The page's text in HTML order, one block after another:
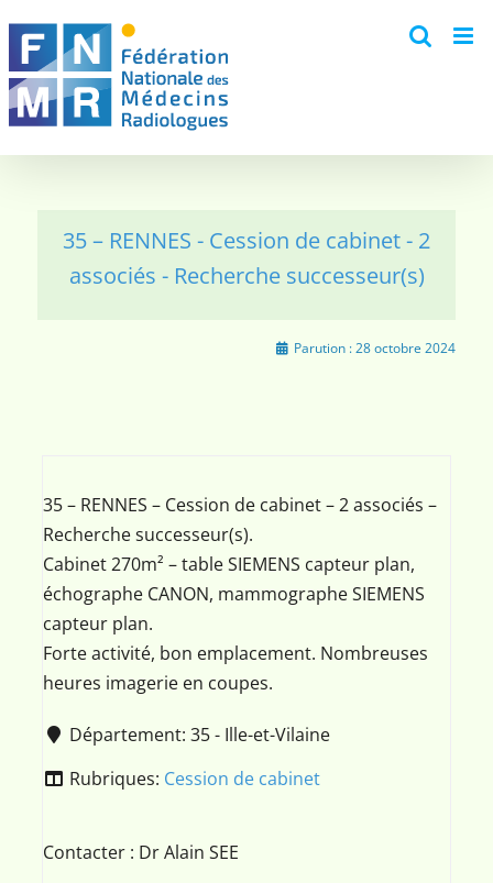
content
35 – RENNES - Cession de cabinet - 2
associés - Recherche successeur(s)
Parution :28 octobre 2024
35 – RENNES – Cession de cabinet – 2 associés –
Recherche successeur(s).
Cabinet 270m² – table SIEMENS capteur plan,
échographe CANON, mammographe SIEMENS
capteur plan.
Forte activité, bon emplacement. Nombreuses
heures imagerie en coupes.
Département:35 - Ille-et-Vilaine
Rubriques: Cession de cabinet
Contacter : Dr Alain SEE